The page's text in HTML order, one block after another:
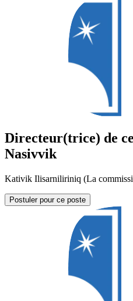
Directeur(trice) de
Nasivvik
Kativik Ilisarniliriniq (La
Postuler pour ce poste